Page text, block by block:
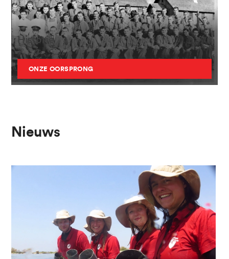
Historie
ONZE OORSPRONG
Nieuws